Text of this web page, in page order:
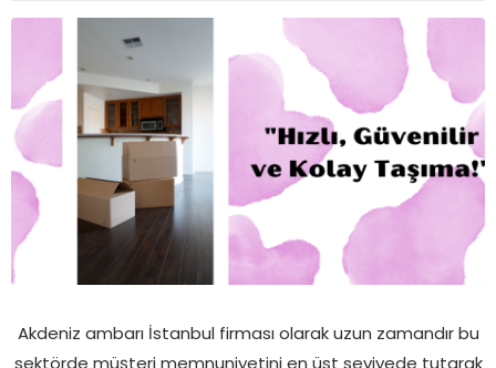
Akdeniz ambarı İstanbul firması olarak uzun zamandır bu
sektörde müşteri memnuniyetini en üst seviyede tutarak